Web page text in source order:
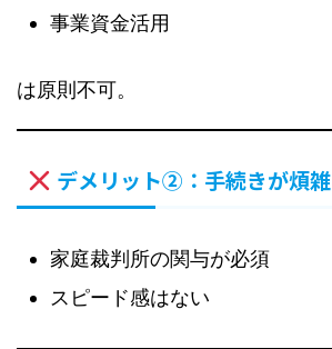
事業資金活用
は原則不可。
デメリット②：手続きが煩雑
家庭裁判所の関与が必須
スピード感はない